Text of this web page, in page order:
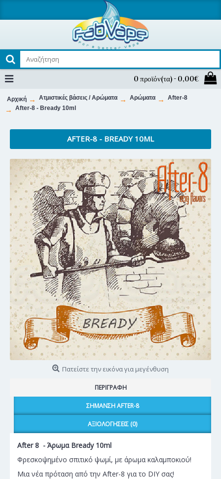
0 προϊόν(τα) - 0,00€
Αρχική Ατμιστικές βάσεις / Αρώματα Αρώματα
After-8
After-8 - Bready 10ml
AFTER-8 - BREADY 10ML
Πατείστε την εικόνα για μεγένθυση
ΠΕΡΙΓΡΑΦΉ
ΣΉΜΑΝΣΗ AFTER-8
ΑΞΙΟΛΟΓΉΣΕΙΣ (0)
After 8 - Άρωμα Bready 10ml
Φρεσκοψημένο σπιτικό ψωμί, με άρωμα καλαμποκιού!
Μια νέα πρόταση από την After-8 για το DIY σας!